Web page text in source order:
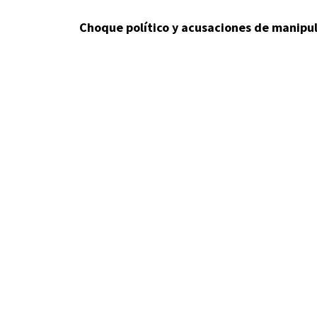
Choque político y acusaciones de